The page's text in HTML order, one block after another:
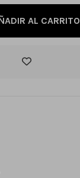
AL CARRITO